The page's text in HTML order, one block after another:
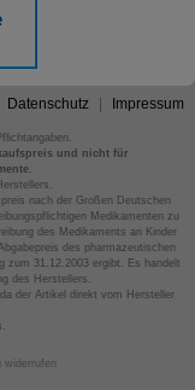
Datenschutz Impressum
und nicht für
nach der Großen Deutschen
Medikamenten zu
des Medikaments an Kinder
des pharmazeutischen
zum 31.12.2003 ergibt. Es handelt
des Herstellers.
der Artikel direkt vom Hersteller
widerrufen